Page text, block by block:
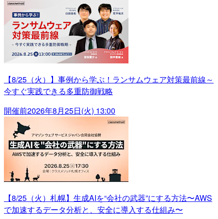
【8/25（火）】事例から学ぶ！ランサムウェア対策最前線～
今すぐ実践できる多重防御戦略
開催前2026年8月25日(火) 13:00
【8/25（火）札幌】生成AIを“会社の武器”にする方法〜AWS
で加速するデータ分析と、安全に導入する仕組み〜